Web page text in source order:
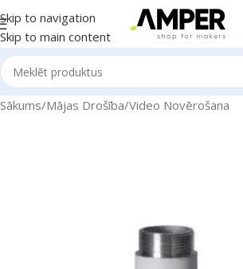
Skip to navigation
Skip to main content
Sākums/Mājas Drošība/Video Novērošana